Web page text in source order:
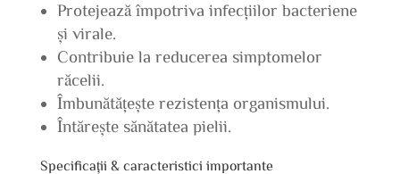
Protejează împotriva infecțiilor bacteriene
și virale.
Contribuie la reducerea simptomelor
răcelii.
Îmbunătățește rezistența organismului.
Întărește sănătatea pielii.
Specificații & caracteristici importante